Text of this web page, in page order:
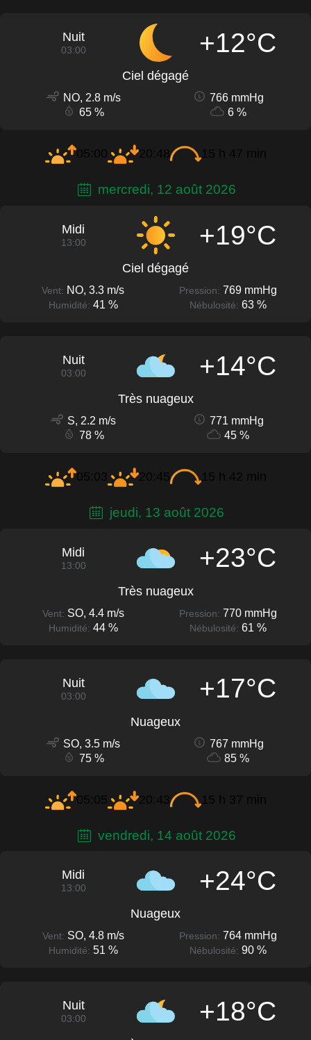
Nuit
03:00 +12°C
Ciel dégagé
NO, 2.8 m/s
766 mmHg
65 %
6 %
05:00 20:48 15 h 47 min
mercredi, 12 août 2026
Midi
13:00 +19°C
Ciel dégagé
Vent: NO, 3.3 m/s Pression: 769 mmHg
Humidité: 41 % Nébulosité: 63 %
Nuit
03:00 +14°C
Très nuageux
S, 2.2 m/s
771 mmHg
78 %
45 %
05:03 20:45 15 h 42 min
jeudi, 13 août 2026
Midi
13:00 +23°C
Très nuageux
Vent: SO, 4.4 m/s Pression: 770 mmHg
Humidité: 44 % Nébulosité: 61 %
Nuit
03:00 +17°C
Nuageux
SO, 3.5 m/s
767 mmHg
75 %
85 %
05:05 20:43 15 h 37 min
vendredi, 14 août 2026
Midi
13:00 +24°C
Nuageux
Vent: SO, 4.8 m/s Pression: 764 mmHg
Humidité: 51 % Nébulosité: 90 %
Nuit
03:00 +18°C